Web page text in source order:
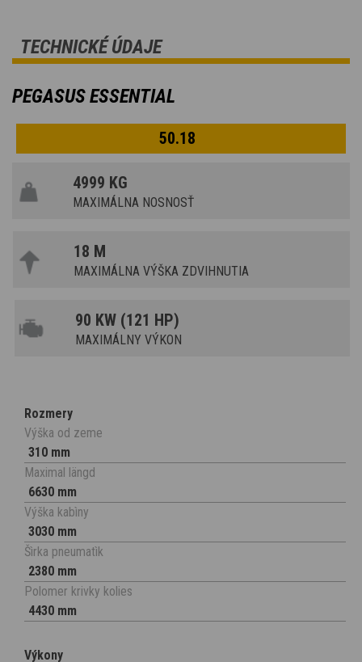
TECHNICKÉ ÚDAJE
PEGASUS ESSENTIAL
50.18
4999 KG
MAXIMÁLNA NOSNOSŤ
18 M
MAXIMÁLNA VÝŠKA ZDVIHNUTIA
90 KW (121 HP)
MAXIMÁLNY VÝKON
Rozmery
Výška od zeme
310 mm
Maximal längd
6630 mm
Výška kabìny
3030 mm
Šìrka pneumatìk
2380 mm
Polomer krivky kolies
4430 mm
Výkony